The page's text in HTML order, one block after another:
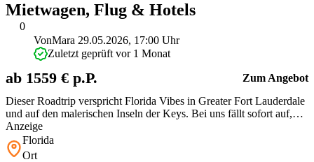
0
Mietwagen, Flug & Hotels
Dieser Roadtrip verspricht Florida Vibes in Greater Fort Lauderdale
und auf den malerischen Inseln der Keys. Bei uns fällt sofort auf,
wie praktisch das Paket für Euch ist. Flüge, Mietwagen, Zugtickets
sowie Ausflüge sind gebündelt. So erspart Ihr Euch die stressige
Einzelbuchung auf dieser oft teuren Route und bekommt rich…
VonMara 29.05.2026, 17:00 Uhr
Zuletzt geprüft vor 1 Monat
ab 1559 € p.P. Zum Angebot
Anzeige
Florida
Ort